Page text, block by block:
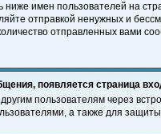
имен пользователей на
отправкой ненужных и
отправленных вами
появляется страница
пользователям через
а также для